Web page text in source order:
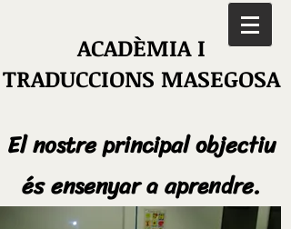
ACADÈMIA I
TRADUCCIONS MASEGOSA
El nostre principal objectiu
és ensenyar a aprendre.